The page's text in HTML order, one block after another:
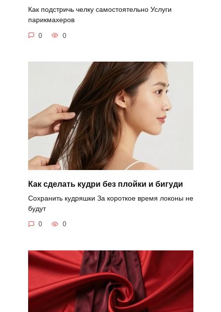
Как подстричь челку самостоятельно Услуги
парикмахеров
0 0
Как сделать кудри без плойки и бигуди
Сохранить кудряшки За короткое время локоны не
будут
0 0